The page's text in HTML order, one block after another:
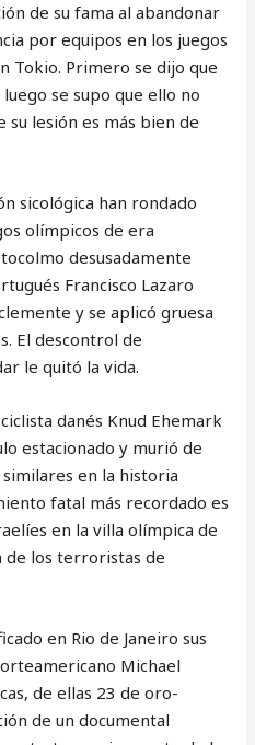
de su fama al abandonar
por equipos en los juegos
Tokio. Primero se dijo que
se supo que ello no
lesión es más bien de
han rondado
olímpicos de era
desusadamente
Francisco Lazaro
y se aplicó gruesa
El descontrol de
le quitó la vida.
danés Knud Ehemark
estacionado y murió de
en la historia
fatal más recordado es
en la villa olímpica de
de los terroristas de
en Rio de Janeiro sus
Michael
de ellas 23 de oro-
de un documental